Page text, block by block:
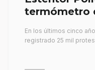
termómetro
En los últimos cinco
registrado 25 mil